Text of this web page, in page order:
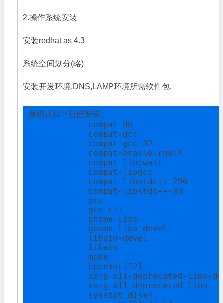
2.操作系统安装
安装redhat as 4.3
系统空间划分(略)
安装开发环境,DNS,LAMP环境所需软件包.
并确认以下包已安装:
            compat-db
            compat-gcc
            compat-gcc-32
            compat-oracle-rhel4
            compat-libcwait
            compat-libgcc
            compat-libstdc++-296
            compat-libstdc++-33
            gcc
            gcc-c++
            gnome-libs
            gnome-libs-devel
            libaio-devel
            libaio
            make
            openmotif21
xorg-x11-deprecated-libs-
            xorg-x11-deprecated-libs
            sysstat disk4